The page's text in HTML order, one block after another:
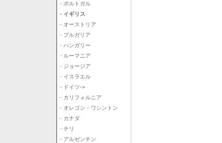
- ポルトガル
- イギリス
- オーストリア
- ブルガリア
- ハンガリー
- ルーマニア
- ジョージア
- イスラエル
- ドイツ->
- カリフォルニア
- オレゴン・ワシントン
- カナダ
- チリ
- アルゼンチン